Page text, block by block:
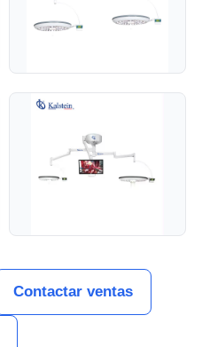
Contactar ventas